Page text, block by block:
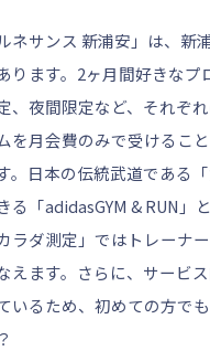
ルネサンス 新浦安」は、
ります。2ヶ月間好きな
、夜間限定など、それぞ
を月会費のみで受けるこ
。日本の伝統武道である
る「adidasGYM & RUN」
カラダ測定」ではトレーナ
えます。さらに、サービ
いるため、初めての方で